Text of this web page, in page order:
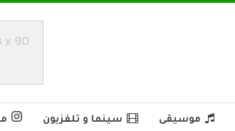
موسيقى سينما و تلفزيون